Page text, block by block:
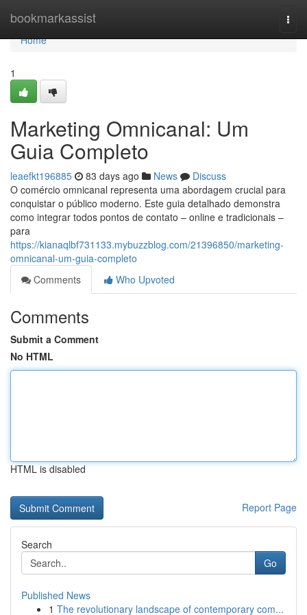
bookmarkassist
Home
Home
1
Marketing Omnicanal: Um
Guia Completo
leaefkt196885 83 days ago News
Discuss
O comércio omnicanal representa uma abordagem crucial para
conquistar o público moderno. Este guia detalhado demonstra
como integrar todos pontos de contato – online e tradicionais –
para
https://kianaqlbf731133.mybuzzblog.com/21396850/marketing-
omnicanal-um-guia-completo
Comments
Who Upvoted
Comments
Submit a Comment
No HTML
HTML is disabled
Report Page
Search
Go
Published News
1 The revolutionary landscape of contemporary com...